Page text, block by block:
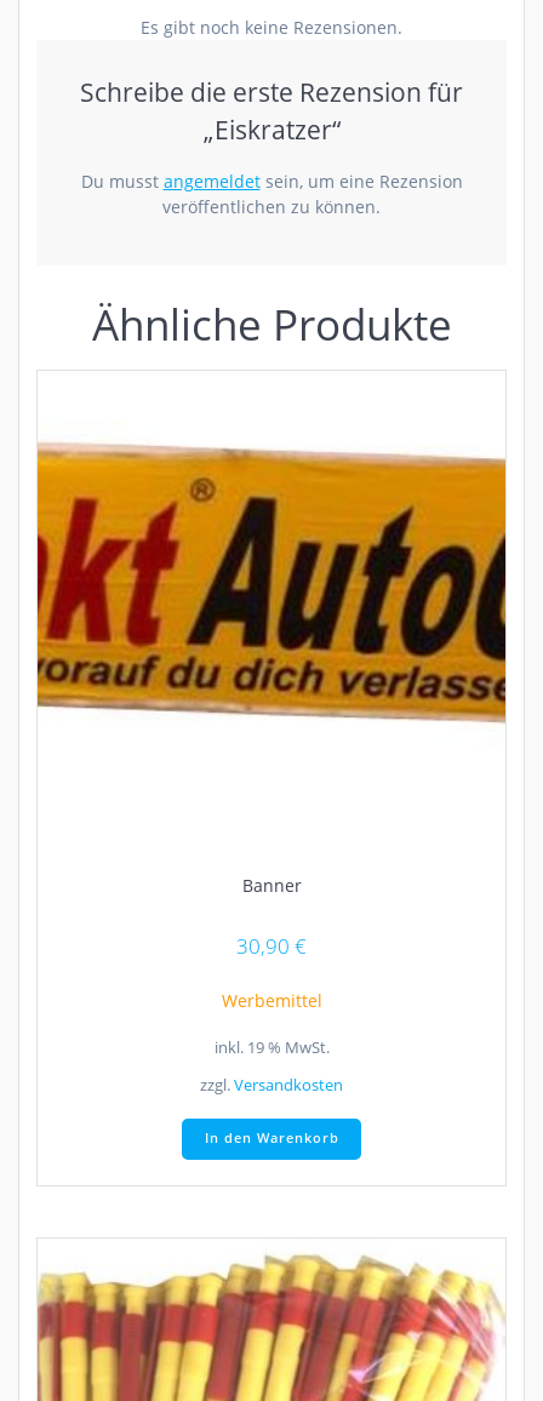
Es gibt noch keine Rezensionen.
Schreibe die erste Rezension für
„Eiskratzer“
Du musst angemeldetsein, um eine Rezension
veröffentlichen zu können.
Ähnliche Produkte
Banner
30,90 €
Werbemittel
inkl. 19 % MwSt.
zzgl.Versandkosten
In den Warenkorb